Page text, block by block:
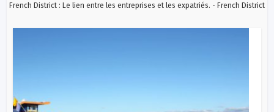
French District : Le lien entre les entreprises et les expatriés. - French District